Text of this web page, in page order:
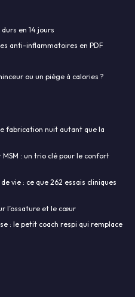
en 14 jours
anti-inflammatoires en PDF
ou un piège à calories ?
fabrication nuit autant que la
: un trio clé pour le confort
vie : ce que 262 essais cliniques
l’ossature et le cœur
: le petit coach respi qui remplace